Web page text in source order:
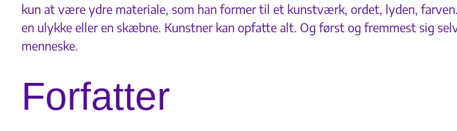
kun at være ydre materiale, som han former til et kunstværk, ordet, lyden,
en ulykke eller en skæbne. Kunstner kan opfatte alt. Og først og fremmest sig
menneske.
Forfatter